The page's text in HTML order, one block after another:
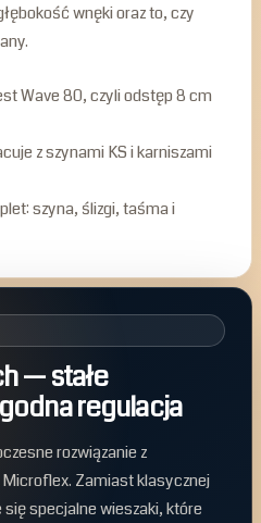
wnęki oraz to, czy
Wave 80, czyli odstęp 8 cm
z szynami KS i karniszami
szyna, ślizgi, taśma i
— stałe
regulacja
rozwiązanie z
Zamiast klasycznej
specjalne wieszaki, które